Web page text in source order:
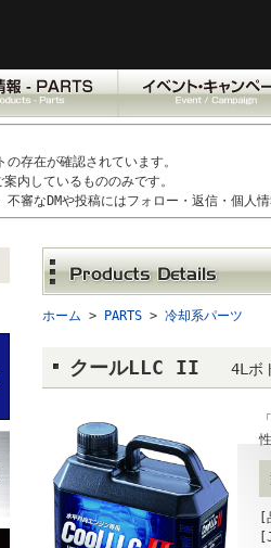
存在が確認されています。
内しているもののみです。
審なDMや投稿にはフォロー・返信・個人
ホーム > PARTS > 冷却系パーツ
クールLLC II 4Lボ